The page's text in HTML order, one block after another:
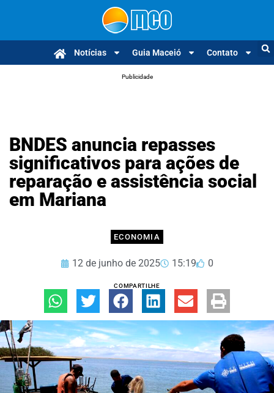
Notícias Guia Maceió Contato
Publicidade
BNDES anuncia repasses
significativos para ações de
reparação e assistência social
em Mariana
ECONOMIA
12 de junho de 2025 15:19 0
COMPARTILHE